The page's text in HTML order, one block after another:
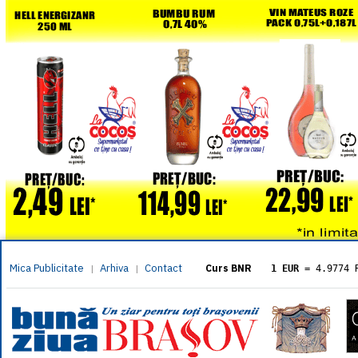
Mica Publicitate | Arhiva | Contact Curs BNR 1 EUR = 4.9774
= 5.8304
1 XAU= 464.4611
1 AED= 1.1933
1 AUD= 2.7957
1 BGN= 2.5449